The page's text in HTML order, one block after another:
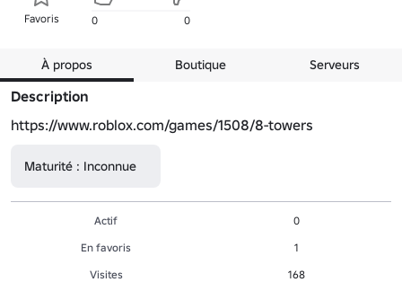
Favoris 0 0
À propos Boutique Serveurs
Description
https://www.roblox.com/games/1508/8-towers
Maturité : Inconnue
Actif
0
En favoris
1
Visites
168